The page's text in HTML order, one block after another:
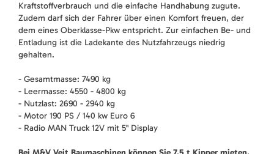
Kraftstoffverbrauch und die einfache Handhabung zugute.
Zudem darf sich der Fahrer über einen Komfort freuen, der
dem eines Oberklasse-Pkw entspricht. Zur einfachen Be- und
Entladung ist die Ladekante des Nutzfahrzeugs niedrig
gehalten.
- Gesamtmasse: 7490 kg
- Leermasse: 4550 - 4800 kg
- Nutzlast: 2690 - 2940 kg
- Motor 190 PS / 140 kw Euro 6
- Radio MAN Truck 12V mit 5" Display